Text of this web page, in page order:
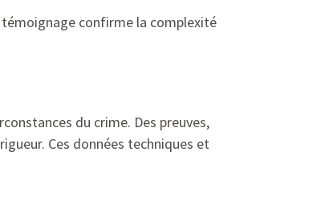
confirme la complexité
du crime. Des preuves,
Ces données techniques et